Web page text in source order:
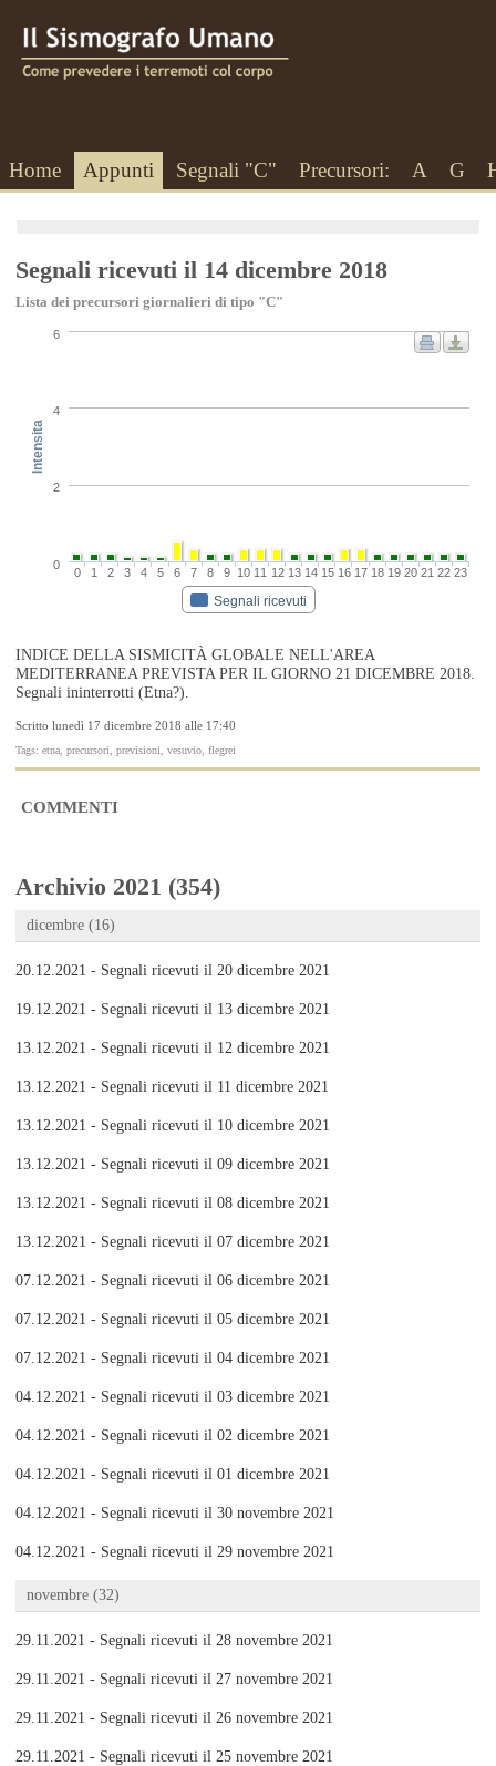
Home Appunti Segnali "C" Precursori: A G
Segnali ricevuti il 14 dicembre 2018
Lista dei precursori giornalieri di tipo "C"
Intensita
Segnali ricevuti
0 1 2 3 4 5 6 7 8 9 10 11 12 13 14 15 16 17 18 19 20 21 22 23
0
2
4
6
INDICE DELLA SISMICITÀ GLOBALE NELL'AREA
MEDITERRANEA PREVISTA PER IL GIORNO 21 DICEMBRE 2018.
Segnali ininterrotti (Etna?).
Scritto lunedì 17 dicembre 2018 alle 17:40
Tags: etna, precursori, previsioni, vesuvio, flegrei
COMMENTI
Archivio 2021 (354)
dicembre (16)
20.12.2021 - Segnali ricevuti il 20 dicembre 2021
19.12.2021 - Segnali ricevuti il 13 dicembre 2021
13.12.2021 - Segnali ricevuti il 12 dicembre 2021
13.12.2021 - Segnali ricevuti il 11 dicembre 2021
13.12.2021 - Segnali ricevuti il 10 dicembre 2021
13.12.2021 - Segnali ricevuti il 09 dicembre 2021
13.12.2021 - Segnali ricevuti il 08 dicembre 2021
13.12.2021 - Segnali ricevuti il 07 dicembre 2021
07.12.2021 - Segnali ricevuti il 06 dicembre 2021
07.12.2021 - Segnali ricevuti il 05 dicembre 2021
07.12.2021 - Segnali ricevuti il 04 dicembre 2021
04.12.2021 - Segnali ricevuti il 03 dicembre 2021
04.12.2021 - Segnali ricevuti il 02 dicembre 2021
04.12.2021 - Segnali ricevuti il 01 dicembre 2021
04.12.2021 - Segnali ricevuti il 30 novembre 2021
04.12.2021 - Segnali ricevuti il 29 novembre 2021
novembre (32)
29.11.2021 - Segnali ricevuti il 28 novembre 2021
29.11.2021 - Segnali ricevuti il 27 novembre 2021
29.11.2021 - Segnali ricevuti il 26 novembre 2021
29.11.2021 - Segnali ricevuti il 25 novembre 2021